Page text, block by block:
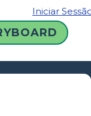
Iniciar